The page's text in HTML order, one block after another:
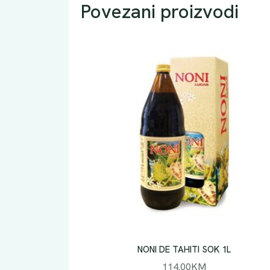
Povezani proizvodi
NONI DE TAHITI SOK 1L
114.00KM